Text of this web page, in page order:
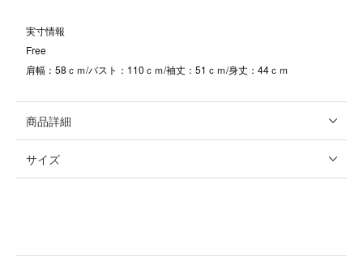
実寸情報
Free
肩幅：58ｃｍ/バスト：110ｃｍ/袖丈：51ｃｍ/身丈：44ｃｍ
商品詳細
サイズ